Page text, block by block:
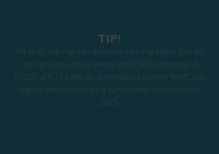
TIP!
Wil je dit jaar nog een dividenduitkering doen? Doe dit
dan op basis van de eerste schijf. Dit is maximaal €
67.000 of € 134.000 als je een fiscaal partner heeft. Een
hogere dividenduitkering kun je beter uitstellen naar
2025.